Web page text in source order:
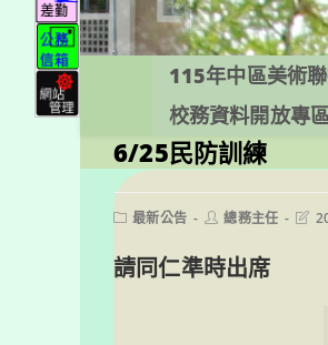
115年中區美術
校務資料開放專
6/25民防訓練
Post最新公告
Post總務主任
Post
請同仁準時出席